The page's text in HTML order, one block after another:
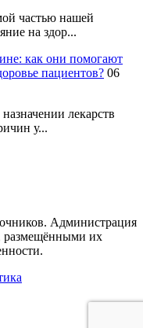
частью нашей
на здор...
как они помогают
пациентов? 06
лекарств
у...
Администрация
размещёнными их